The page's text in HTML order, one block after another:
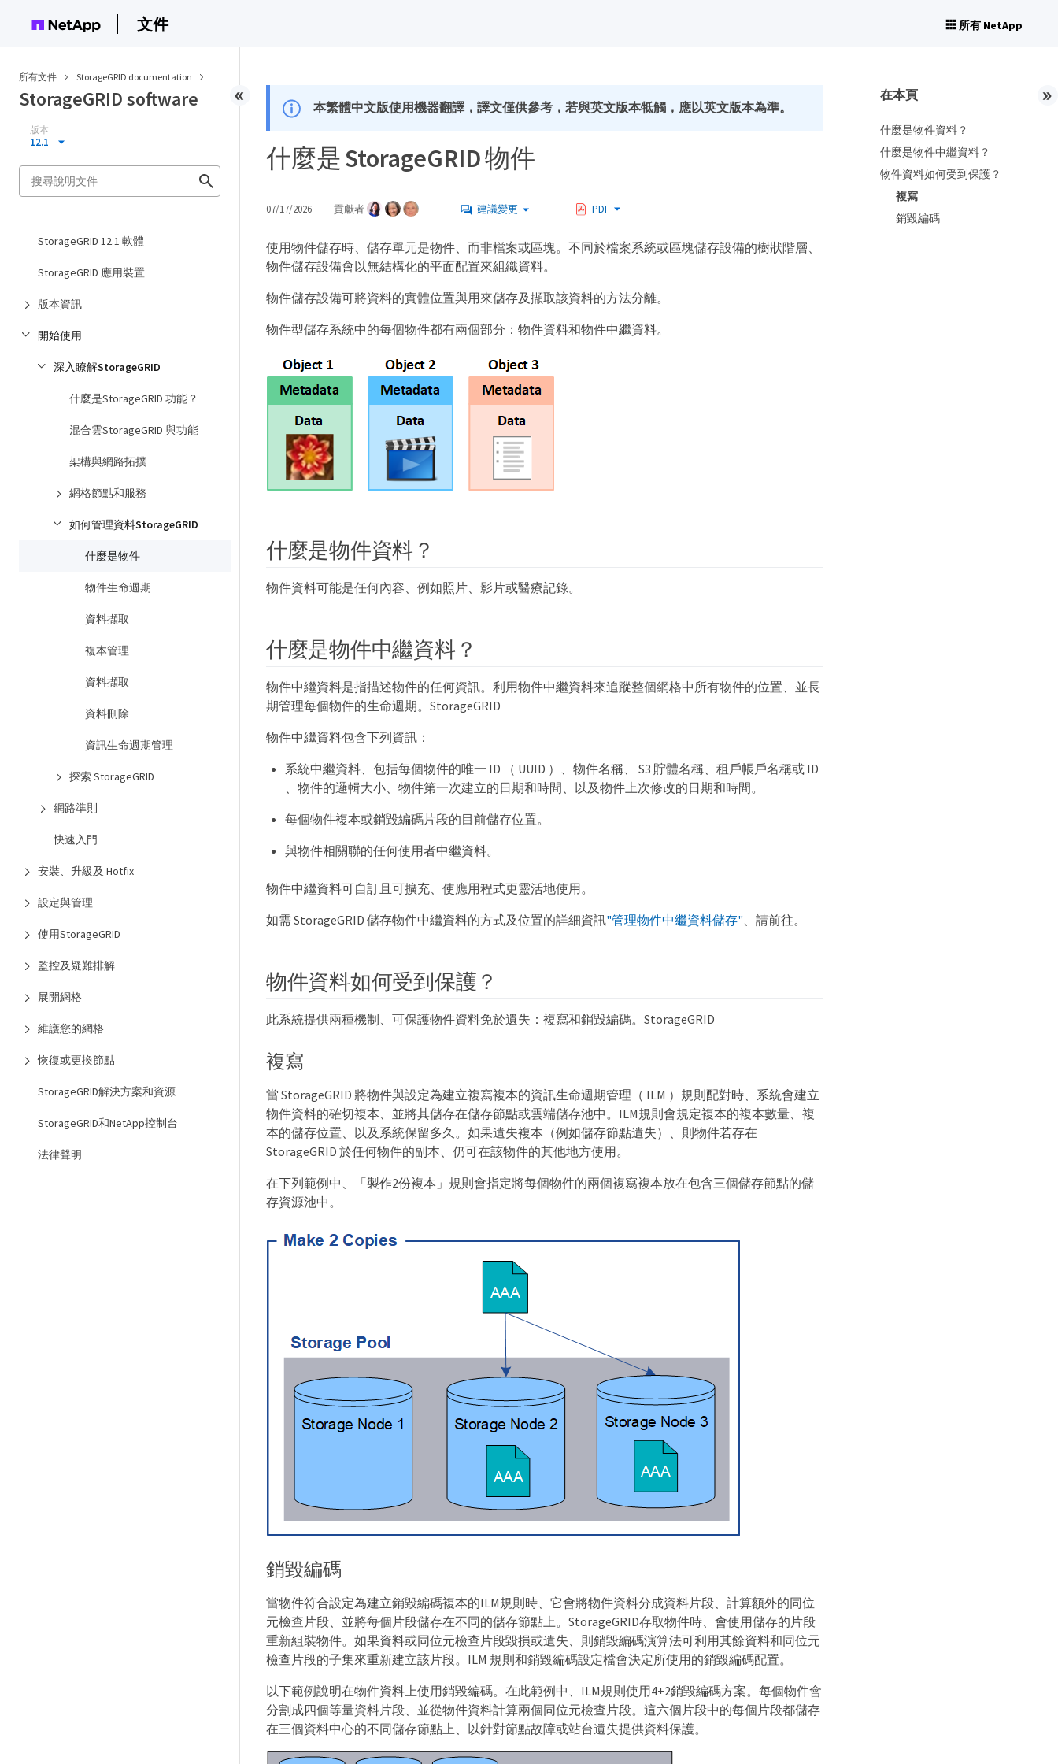
文件 所有 NetApp
所有文件 StorageGRID documentation
StorageGRID software
版本
12.1
StorageGRID 12.1 軟體
StorageGRID 應用裝置
版本資訊
開始使用
深入瞭解StorageGRID
什麼是StorageGRID 功能？
混合雲StorageGRID 與功能
架構與網路拓撲
網格節點和服務
如何管理資料StorageGRID
什麼是物件
物件生命週期
資料擷取
複本管理
資料擷取
資料刪除
資訊生命週期管理
探索 StorageGRID
網路準則
快速入門
安裝、升級及 Hotfix
設定與管理
使用StorageGRID
監控及疑難排解
展開網格
維護您的網格
恢復或更換節點
StorageGRID解決方案和資源
StorageGRID和NetApp控制台
法律聲明
本繁體中文版使用機器翻譯，譯文僅供參考，若與英文版本牴觸，應以英文版本為準。
什麼是 StorageGRID 物件
07/17/2026 貢獻者 建議變更 PDF
使用物件儲存時、儲存單元是物件、而非檔案或區塊。不同於檔案系統或區塊儲存設備的樹狀階層、
物件儲存設備會以無結構化的平面配置來組織資料。
物件儲存設備可將資料的實體位置與用來儲存及擷取該資料的方法分離。
物件型儲存系統中的每個物件都有兩個部分：物件資料和物件中繼資料。
什麼是物件資料？
物件資料可能是任何內容、例如照片、影片或醫療記錄。
什麼是物件中繼資料？
物件中繼資料是指描述物件的任何資訊。利用物件中繼資料來追蹤整個網格中所有物件的位置、並長
期管理每個物件的生命週期。StorageGRID
物件中繼資料包含下列資訊：
系統中繼資料、包括每個物件的唯一 ID （ UUID ）、物件名稱、 S3 貯體名稱、租戶帳戶名稱或 ID
、物件的邏輯大小、物件第一次建立的日期和時間、以及物件上次修改的日期和時間。
每個物件複本或銷毀編碼片段的目前儲存位置。
與物件相關聯的任何使用者中繼資料。
物件中繼資料可自訂且可擴充、使應用程式更靈活地使用。
如需 StorageGRID 儲存物件中繼資料的方式及位置的詳細資訊"管理物件中繼資料儲存"、請前往。
物件資料如何受到保護？
此系統提供兩種機制、可保護物件資料免於遺失：複寫和銷毀編碼。StorageGRID
複寫
當 StorageGRID 將物件與設定為建立複寫複本的資訊生命週期管理（ ILM ）規則配對時、系統會建立
物件資料的確切複本、並將其儲存在儲存節點或雲端儲存池中。ILM規則會規定複本的複本數量、複
本的儲存位置、以及系統保留多久。如果遺失複本（例如儲存節點遺失）、則物件若存在
StorageGRID 於任何物件的副本、仍可在該物件的其他地方使用。
在下列範例中、「製作2份複本」規則會指定將每個物件的兩個複寫複本放在包含三個儲存節點的儲
存資源池中。
銷毀編碼
當物件符合設定為建立銷毀編碼複本的ILM規則時、它會將物件資料分成資料片段、計算額外的同位
元檢查片段、並將每個片段儲存在不同的儲存節點上。StorageGRID存取物件時、會使用儲存的片段
重新組裝物件。如果資料或同位元檢查片段毀損或遺失、則銷毀編碼演算法可利用其餘資料和同位元
檢查片段的子集來重新建立該片段。ILM 規則和銷毀編碼設定檔會決定所使用的銷毀編碼配置。
以下範例說明在物件資料上使用銷毀編碼。在此範例中、ILM規則使用4+2銷毀編碼方案。每個物件會
分割成四個等量資料片段、並從物件資料計算兩個同位元檢查片段。這六個片段中的每個片段都儲存
在三個資料中心的不同儲存節點上、以針對節點故障或站台遺失提供資料保護。
在本頁
什麼是物件資料？
什麼是物件中繼資料？
物件資料如何受到保護？
複寫
銷毀編碼